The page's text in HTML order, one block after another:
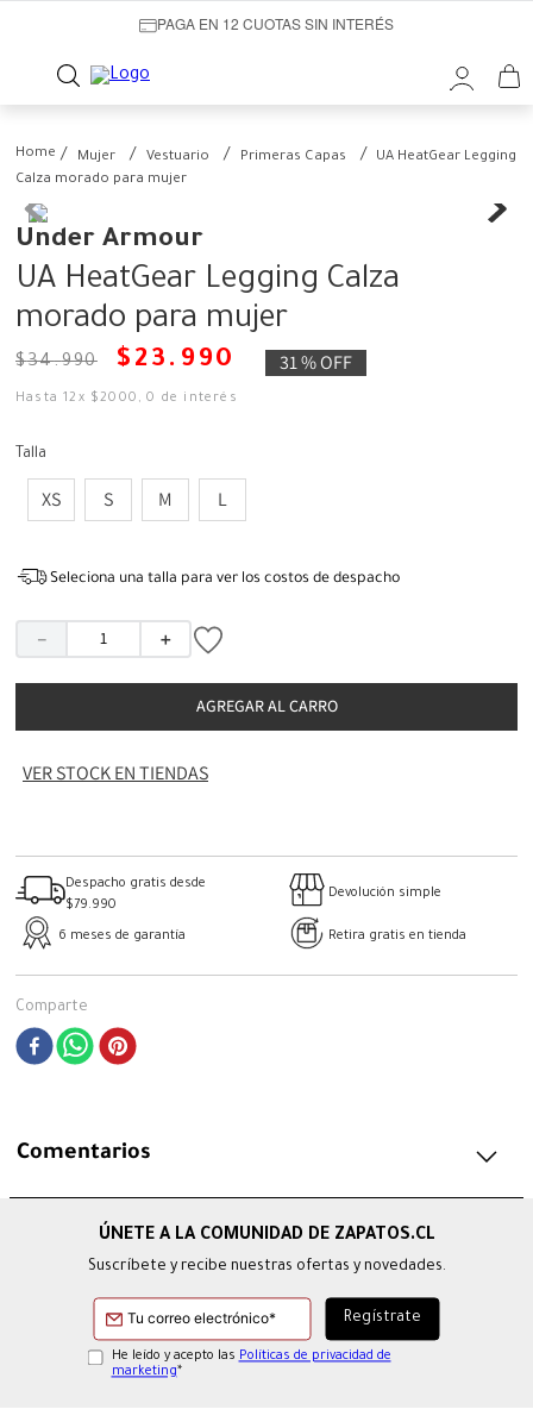
PAGA EN 12 CUOTAS SIN INTERÉS
Mujer Vestuario Primeras Capas
UA HeatGear Legging
Calza morado para mujer
Under Armour
UA HeatGear Legging Calza
morado para mujer
$34.990 $ 23 . 990 31 %OFF
Hasta12 x $2000 ,0 de interés
Talla
XS S M L
Seleciona una talla para ver los costos de despacho
＋
－
AGREGAR AL CARRO
VER STOCK EN TIENDAS
Despacho gratis desde
$79.990
Devolución simple
6 meses de garantía Retira gratis en tienda
Comparte
Comentarios
Suscríbete y recibe nuestras ofertas y novedades.
He leído y acepto las Políticas de privacidad de
marketing*